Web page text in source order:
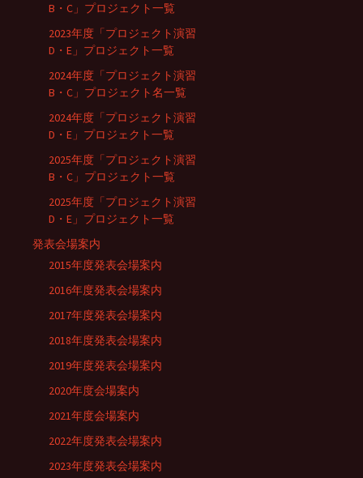
B・C」プロジェクト一覧
2023年度「プロジェクト演習
D・E」プロジェクト一覧
2024年度「プロジェクト演習
B・C」プロジェクト名一覧
2024年度「プロジェクト演習
D・E」プロジェクト一覧
2025年度「プロジェクト演習
B・C」プロジェクト一覧
2025年度「プロジェクト演習
D・E」プロジェクト一覧
発表会場案内
2015年度発表会場案内
2016年度発表会場案内
2017年度発表会場案内
2018年度発表会場案内
2019年度発表会場案内
2020年度会場案内
2021年度会場案内
2022年度発表会場案内
2023年度発表会場案内